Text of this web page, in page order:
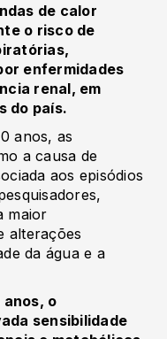
de calor
o risco de
enfermidades
renal, em
do país.
anos, as
a causa de
aos episódios
maior
alterações
da água e a
anos, o
sensibilidade